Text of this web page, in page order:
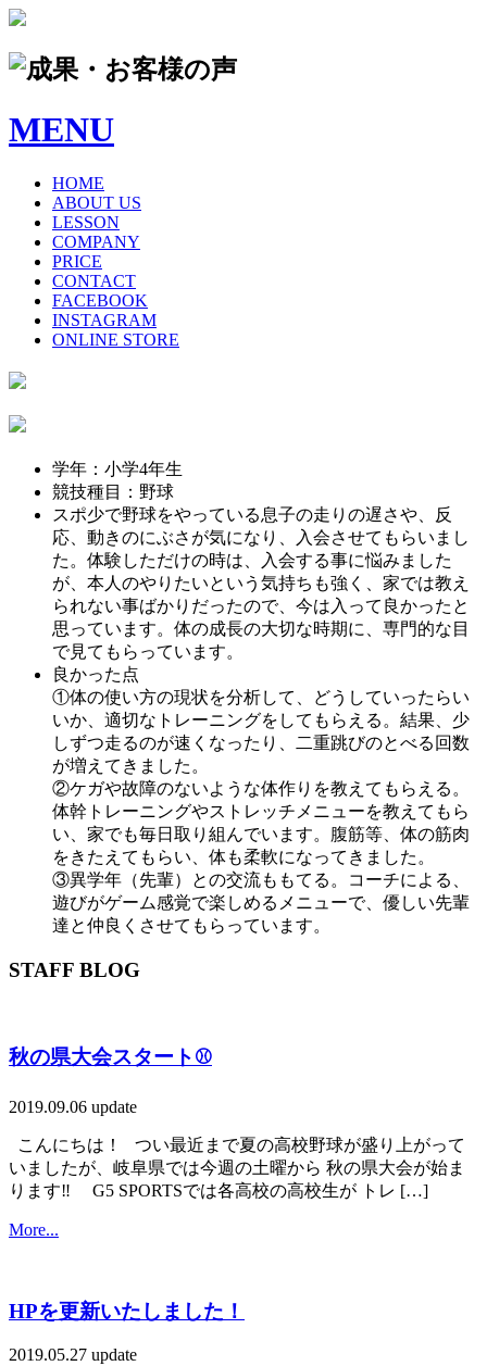
MENU
HOME
ABOUT US
LESSON
COMPANY
PRICE
CONTACT
FACEBOOK
INSTAGRAM
ONLINE STORE
学年：小学4年生
競技種目：野球
スポ少で野球をやっている息子の走りの遅さや、反
応、動きのにぶさが気になり、入会させてもらいまし
た。体験しただけの時は、入会する事に悩みました
が、本人のやりたいという気持ちも強く、家では教え
られない事ばかりだったので、今は入って良かったと
思っています。体の成長の大切な時期に、専門的な目
で見てもらっています。
良かった点
①体の使い方の現状を分析して、どうしていったらい
いか、適切なトレーニングをしてもらえる。結果、少
しずつ走るのが速くなったり、二重跳びのとべる回数
が増えてきました。
②ケガや故障のないような体作りを教えてもらえる。
体幹トレーニングやストレッチメニューを教えてもら
い、家でも毎日取り組んでいます。腹筋等、体の筋肉
をきたえてもらい、体も柔軟になってきました。
③異学年（先輩）との交流ももてる。コーチによる、
遊びがゲーム感覚で楽しめるメニューで、優しい先輩
達と仲良くさせてもらっています。
STAFF BLOG
秋の県大会スタート⚾️
2019.09.06 update
こんにちは！ つい最近まで夏の高校野球が盛り上がって
いましたが、岐阜県では今週の土曜から 秋の県大会が始ま
ります‼️ G5 SPORTSでは各高校の高校生が トレ […]
More...
HPを更新いたしました！
2019.05.27 update